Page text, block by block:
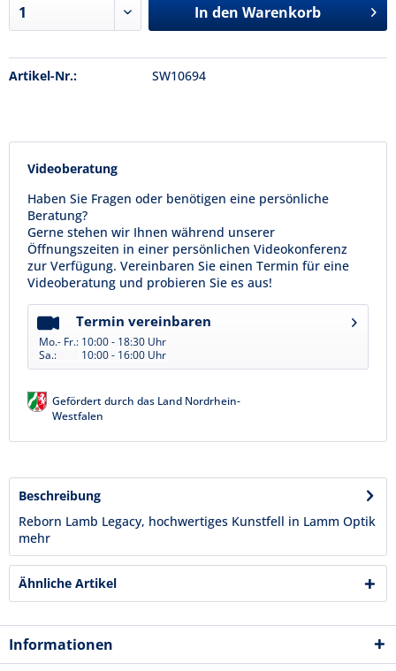
In den Warenkorb
Artikel-Nr.: SW10694
Videoberatung
Haben Sie Fragen oder benötigen eine persönliche
Beratung?
Gerne stehen wir Ihnen während unserer
Öffnungszeiten in einer persönlichen Videokonferenz
zur Verfügung. Vereinbaren Sie einen Termin für eine
Videoberatung und probieren Sie es aus!
Termin vereinbaren
Mo.- Fr.: 10:00 - 18:30 Uhr
Sa.:
10:00 - 16:00 Uhr
Gefördert durch das Land Nordrhein-
Westfalen
Beschreibung
Reborn Lamb Legacy, hochwertiges Kunstfell in Lamm Optik
mehr
Ähnliche Artikel
Informationen